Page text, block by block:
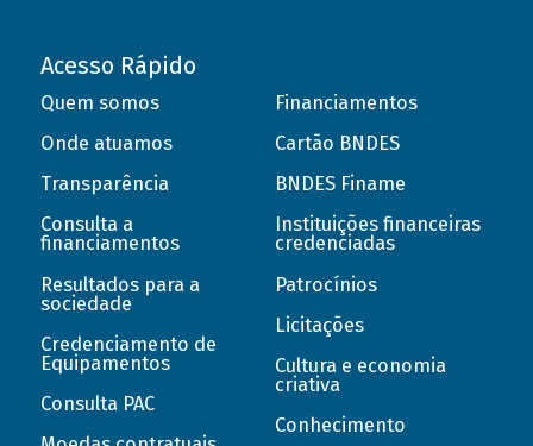
Acesso Rápido
Quem somos
Onde atuamos
Transparência
Consulta a
financiamentos
Resultados para a
sociedade
Credenciamento de
Equipamentos
Consulta PAC
Financiamentos
Cartão BNDES
BNDES Finame
Instituições financeiras
credenciadas
Patrocínios
Licitações
Cultura e economia
criativa
Conhecimento